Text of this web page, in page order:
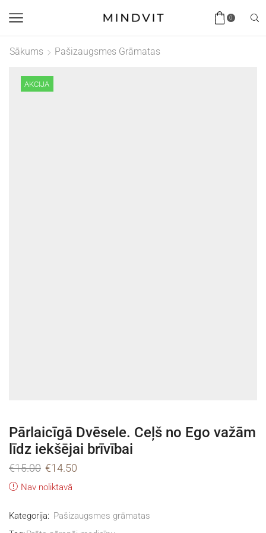
0
Sākums Pašizaugsmes Grāmatas
AKCIJA
Pārlaicīgā Dvēsele. Ceļš no Ego važām
līdz iekšējai brīvībai
€15.00 €14.50
Nav noliktavā
Kategorija: Pašizaugsmes grāmatas